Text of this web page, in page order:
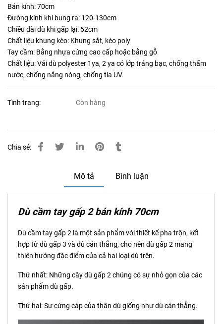
Bán kính: 70cm
Đường kính khi bung ra: 120-130cm
Chiều dài dù khi gấp lại: 52cm
Chất liệu khung kèo: Khung sắt, kèo poly
Tay cầm: Bằng nhựa cứng cao cấp hoặc bằng gỗ
Chất liệu: Vải dù polyester 1ya, 2 ya có lớp tráng bạc, chống thấm
nước, chống nắng nóng, chống tia UV.
Tình trạng: Còn hàng
Chia sẻ:
Mô tả Bình luận
Dù cầm tay gấp 2 bán kính 70cm
Dù cầm tay gấp 2 là một sản phẩm với thiết kế pha trộn, kết
hợp từ dù gấp 3 và dù cán thẳng, cho nên dù gấp 2 mang
thiên hướng đặc điểm của cả hai loại dù trên.
Thứ nhất: Những cây dù gấp 2 chúng có sự nhỏ gọn của các
sản phẩm dù gấp.
Thứ hai: Sự cứng cáp của thân dù giống như dù cán thẳng.